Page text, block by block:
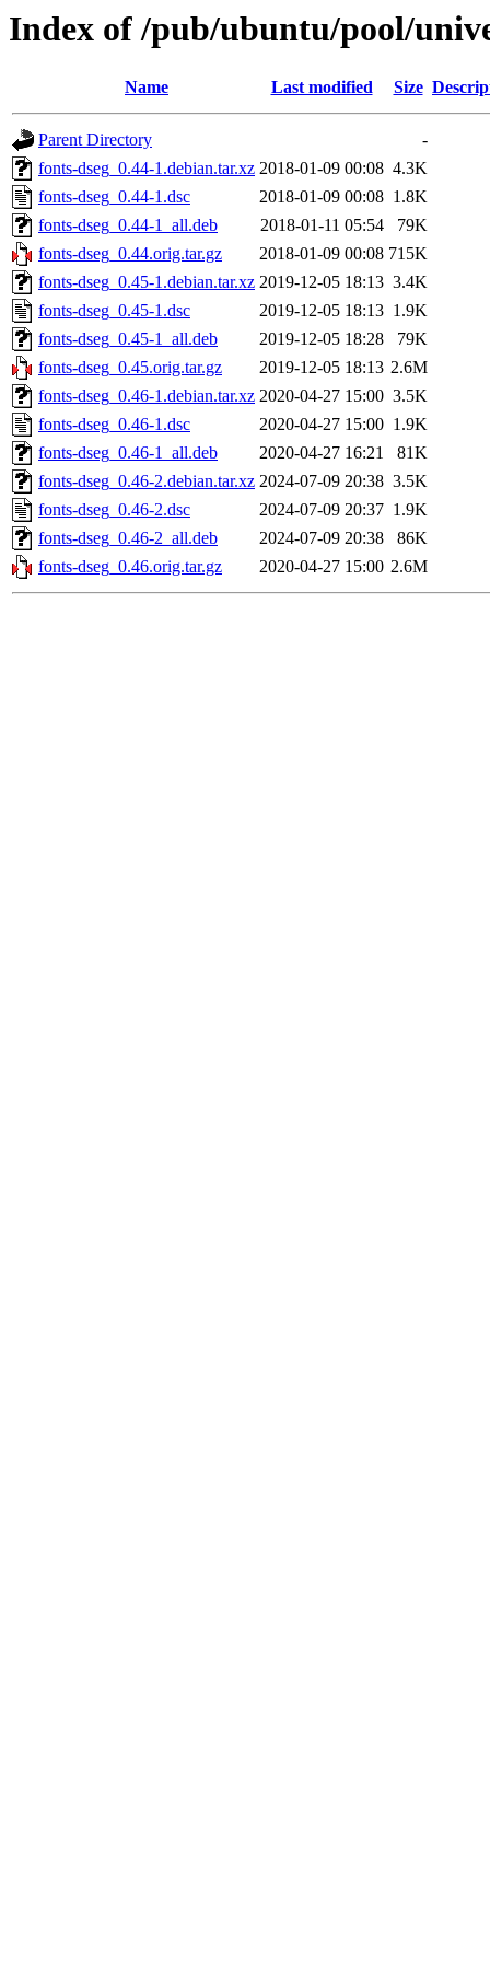
Index of /pub/ubuntu/pool/
Name Last modified Size
Parent Directory
-
fonts-dseg_0.44-1.debian.tar.xz 2018-01-09 00:08 4.3K
fonts-dseg_0.44-1.dsc
2018-01-09 00:08 1.8K
fonts-dseg_0.44-1_all.deb
2018-01-11 05:54
79K
fonts-dseg_0.44.orig.tar.gz
2018-01-09 00:08 715K
fonts-dseg_0.45-1.debian.tar.xz 2019-12-05 18:13 3.4K
fonts-dseg_0.45-1.dsc
2019-12-05 18:13 1.9K
fonts-dseg_0.45-1_all.deb
2019-12-05 18:28
79K
fonts-dseg_0.45.orig.tar.gz
2019-12-05 18:13 2.6M
fonts-dseg_0.46-1.debian.tar.xz 2020-04-27 15:00 3.5K
fonts-dseg_0.46-1.dsc
2020-04-27 15:00 1.9K
fonts-dseg_0.46-1_all.deb
2020-04-27 16:21
81K
fonts-dseg_0.46-2.debian.tar.xz 2024-07-09 20:38 3.5K
fonts-dseg_0.46-2.dsc
2024-07-09 20:37 1.9K
fonts-dseg_0.46-2_all.deb
2024-07-09 20:38
86K
fonts-dseg_0.46.orig.tar.gz
2020-04-27 15:00 2.6M